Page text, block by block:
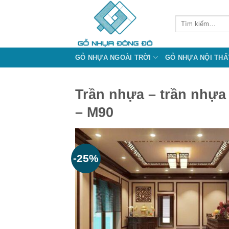
Tìm
GỖ NHỰA NGOÀI TRỜI GỖ NHỰA NỘI
Trần nhựa – trần
– M90
-25%